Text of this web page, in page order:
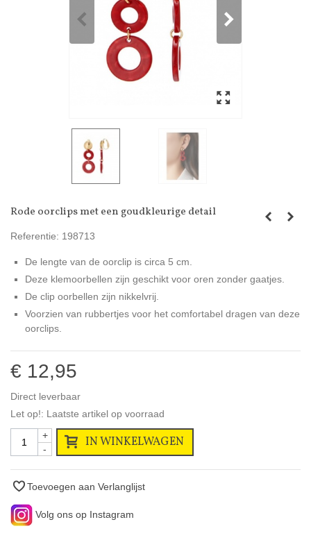
Rode oorclips met een goudkleurige detail
Referentie: 198713
De lengte van de oorclip is circa 5 cm.
Deze klemoorbellen zijn geschikt voor oren zonder gaatjes.
De clip oorbellen zijn nikkelvrij.
Voorzien van rubbertjes voor het comfortabel dragen van deze
oorclips.
€ 12,95
Direct leverbaar
Let op!: Laatste artikel op voorraad
-
+ IN WINKELWAGEN
Toevoegen aan Verlanglijst
Volg ons op Instagram